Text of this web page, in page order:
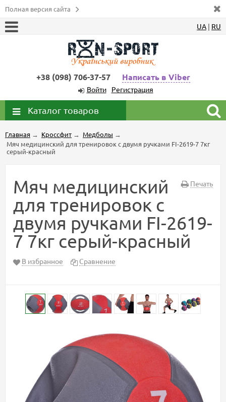
Полная версия сайта
UA | RU
+38 (098) 706-37-57 Написать в Viber
Войти Регистрация
Каталог товаров
Главная → Кроссфит → Медболы →
Мяч медицинский для тренировок с двумя ручками FI-2619-7 7кг
серый-красный
Печать
Мяч медицинский
для тренировок с
двумя ручками FI-2619-
7 7кг серый-красный
В избранное Сравнение